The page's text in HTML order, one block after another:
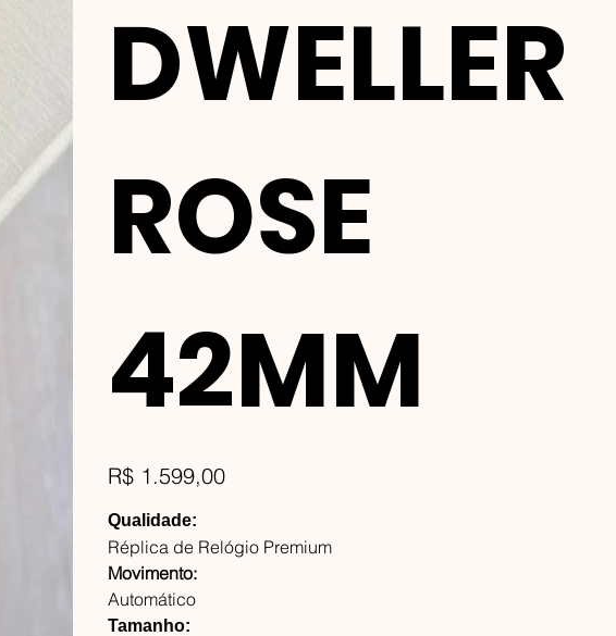
DWELLER
ROSE
42MM
Preço
R$ 1.599,00
Qualidade:
Réplica de Relógio Premium
Movimento:
Automático
Tamanho: